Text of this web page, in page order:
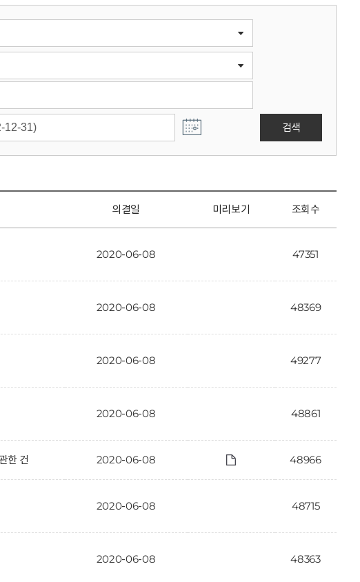
검색
의결일 미리보기 조회수
2020-06-08 47351
2020-06-08 48369
2020-06-08 49277
2020-06-08 48861
한 건 2020-06-08 48966
2020-06-08 48715
2020-06-08 48363